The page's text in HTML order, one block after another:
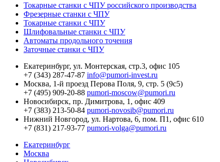
Токарные станки с ЧПУ российского производства
Фрезерные станки с ЧПУ
Токарные станки с ЧПУ
Шлифовальные станки с ЧПУ
Автоматы продольного точения
Заточные станки с ЧПУ
Екатеринбург, ул. Монтерская, стр.3, офис 105
+7 (343) 287-47-87 info@pumori-invest.ru
Москва, 1-й проезд Перова Поля, 9, стр. 5 (9с5)
+7 (495) 909-20-88 pumori-moscow@pumori.ru
Новосибирск, пр. Димитрова, 1, офис 409
+7 (383) 213-50-84 pumori-novosib@pumori.ru
Нижний Новгород, ул. Нартова, 6, пом. П1, офис 610
+7 (831) 217-93-77 pumori-volga@pumori.ru
Екатеринбург
Москва